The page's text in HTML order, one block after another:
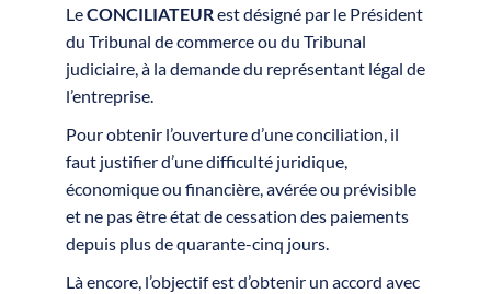
LeCONCILIATEURest désigné par le Président
du Tribunal de commerce ou du Tribunal
judiciaire, à la demande du représentant légal de
l’entreprise.
Pour obtenir l’ouverture d’une conciliation, il
faut justifier d’une difficulté juridique,
économique ou financière, avérée ou prévisible
et ne pas être état de cessation des paiements
depuis plus de quarante-cinq jours.
Là encore, l’objectif est d’obtenir un accord avec